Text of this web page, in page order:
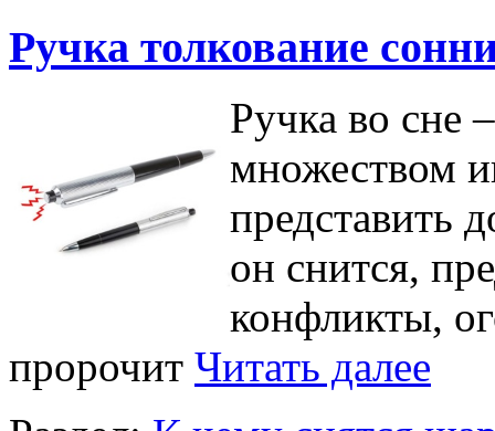
Ручка толкование
Ручка во сне
множеством
представить
он снится,
конфликты,
пророчит Читать далее